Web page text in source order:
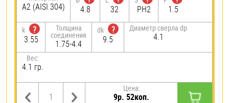
А2 (AISI 304)
4.8
32
PH2
1.5
k
?
3.55
Толщина
соединения
1.75-4.4
dk
?
9.5
Диаметр сверла dp
4.1
Вес:
4.1 гр.
Цена:
9р. 52коп.